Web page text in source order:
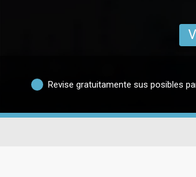
Revise gratuitamente sus posibles